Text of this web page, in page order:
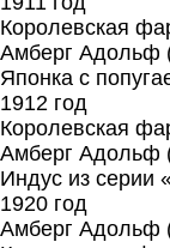
Королевская
Амберг Адольф
Японка с
1912 год
Королевская
Амберг Адольф
Индус из серии
1920 год
Амберг Адольф